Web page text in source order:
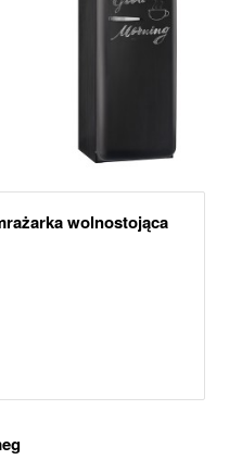
wolnostojąca